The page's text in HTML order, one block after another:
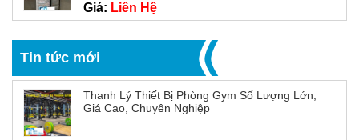
Giá: Liên Hệ
Tin tức mới
Thanh Lý Thiết Bị Phòng Gym Số Lượng Lớn,
Giá Cao, Chuyên Nghiệp